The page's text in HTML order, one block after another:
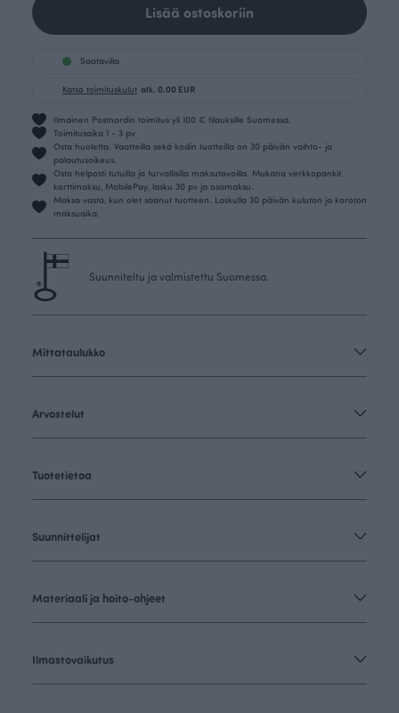
Lisää ostoskoriin
Saatavilla
Katso toimituskulut alk. 0.00 EUR
Ilmainen Postnordin toimitus yli 100 € tilauksille Suomessa.
Toimitusaika 1 - 3 pv
Osta huoletta. Vaatteilla sekä kodin tuotteilla on 30 päivän vaihto- ja
palautusoikeus.
Osta helposti tutuilla ja turvallisilla maksutavoilla. Mukana verkkopankit,
korttimaksu, MobilePay, lasku 30 pv ja osamaksu.
Maksa vasta, kun olet saanut tuotteen. Laskulla 30 päivän kuluton ja koroton
maksuaika.
Suunniteltu ja valmistettu Suomessa.
Mittataulukko
Arvostelut
Tuotetietoa
Suunnittelijat
Materiaali ja hoito-ohjeet
Ilmastovaikutus